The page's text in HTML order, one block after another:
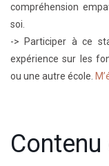
compréhension
soi.
-> Participer à ce
expérience sur les
ou une autre école.